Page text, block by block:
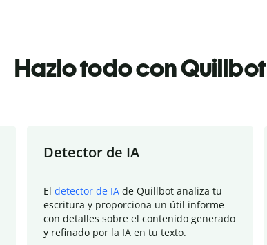
Hazlo todo con Quillbot
Detector de IA
El detector de IA de Quillbot analiza tu
escritura y proporciona un útil informe
con detalles sobre el contenido generado
y refinado por la IA en tu texto.